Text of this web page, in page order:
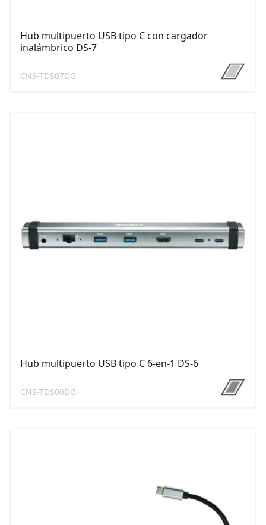
Hub multipuerto USB tipo C con cargador
inalámbrico DS-7
CNS-TDS07DG
Hub multipuerto USB tipo C 6-en-1 DS-6
CNS-TDS06DG